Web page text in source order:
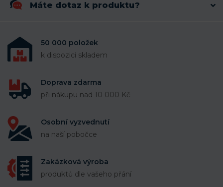
Máte dotaz k produktu?
50 000 položek
k dispozici skladem
Doprava zdarma
při nákupu nad 10 000 Kč
Osobní vyzvednutí
na naší pobočce
Zakázková výroba
produktů dle vašeho přání